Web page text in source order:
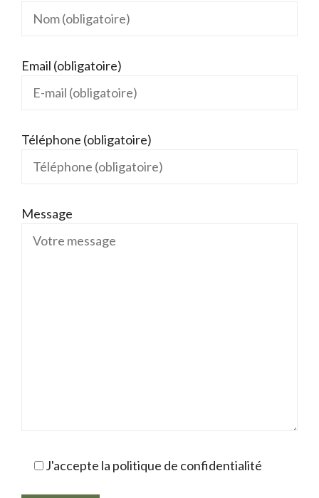
Email (obligatoire)
Téléphone (obligatoire)
Message
J'accepte la politique de confidentialité